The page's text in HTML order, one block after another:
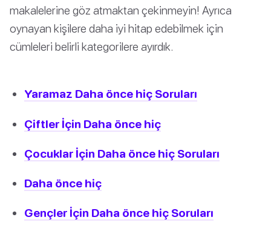
makalelerine göz atmaktan çekinmeyin! Ayrıca
oynayan kişilere daha iyi hitap edebilmek için
cümleleri belirli kategorilere ayırdık.
Yaramaz Daha önce hiç Soruları
Çiftler İçin Daha önce hiç
Çocuklar İçin Daha önce hiç Soruları
Daha önce hiç
Gençler İçin Daha önce hiç Soruları